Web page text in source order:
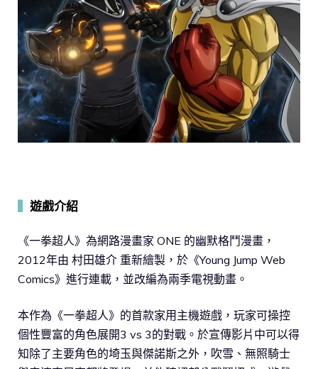
遊戲介紹
《一拳超人》為網路漫畫家 ONE 的幽默格鬥漫畫，
2012年由 村田雄介 重新繪製，於《Young Jump Web
Comics》進行連載，並改編為兩季電視動畫。
本作為《一拳超人》的首款家用主機遊戲，玩家可操控
個性豐富的角色展開3 vs 3的對戰。於宣傳影片中可以得
知除了主要角色的埼玉與傑諾斯之外，吹雪、無照騎士